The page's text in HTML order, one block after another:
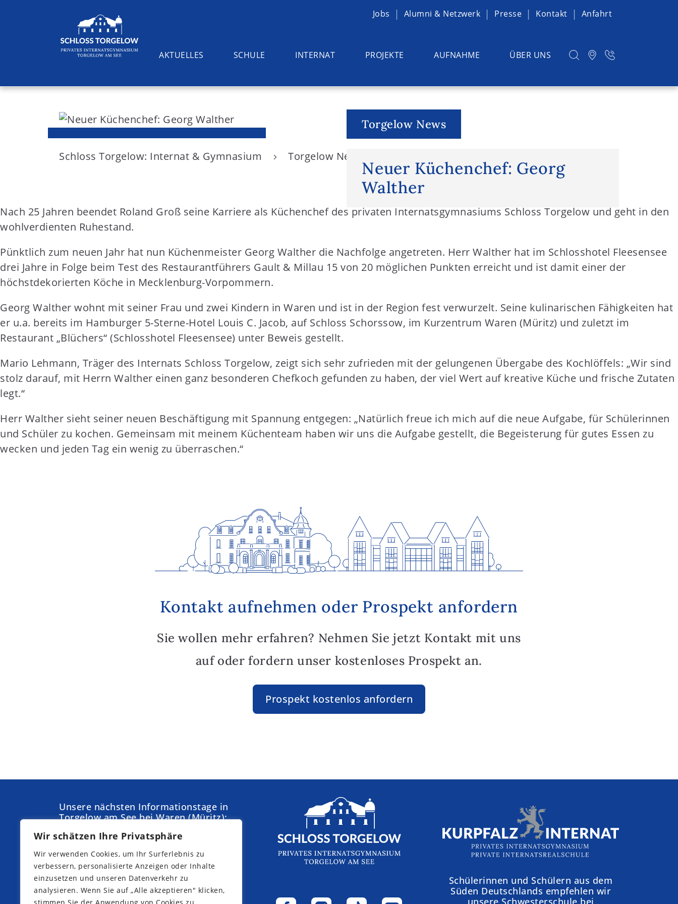
Wir schätzen Ihre Privatsphäre
Wir verwenden Cookies, um Ihr Surferlebnis zu
verbessern, personalisierte Anzeigen oder Inhalte
einzusetzen und unseren Datenverkehr zu
analysieren. Wenn Sie auf „Alle akzeptieren" klicken,
S
n
t
n
t
Jobs Alumni & Netzwerk Presse Kontakt Anfahrt
AKTUELLES SCHULE INTERNAT PROJEKTE AUFNAHME ÜBER UNS
Suchen
Torgelow News
Neuer Küchenchef: Georg
Walther
Schloss Torgelow: Internat & Gymnasium Torgelow News
Nach 25 Jahren beendet Roland Groß seine Karriere als Küchenchef des privaten Internatsgymnasiums Schloss Torgelow und geht in den
wohlverdienten Ruhestand.
Pünktlich zum neuen Jahr hat nun Küchenmeister Georg Walther die Nachfolge angetreten. Herr Walther hat im Schlosshotel Fleesensee
drei Jahre in Folge beim Test des Restaurantführers Gault & Millau 15 von 20 möglichen Punkten erreicht und ist damit einer der
höchstdekorierten Köche in Mecklenburg-Vorpommern.
Georg Walther wohnt mit seiner Frau und zwei Kindern in Waren und ist in der Region fest verwurzelt. Seine kulinarischen Fähigkeiten hat
er u.a. bereits im Hamburger 5-Sterne-Hotel Louis C. Jacob, auf Schloss Schorssow, im Kurzentrum Waren (Müritz) und zuletzt im
Restaurant „Blüchers“ (Schlosshotel Fleesensee) unter Beweis gestellt.
Mario Lehmann, Träger des Internats Schloss Torgelow, zeigt sich sehr zufrieden mit der gelungenen Übergabe des Kochlöffels: „Wir sind
stolz darauf, mit Herrn Walther einen ganz besonderen Chefkoch gefunden zu haben, der viel Wert auf kreative Küche und frische Zutaten
legt.“
Herr Walther sieht seiner neuen Beschäftigung mit Spannung entgegen: „Natürlich freue ich mich auf die neue Aufgabe, für Schülerinnen
und Schüler zu kochen. Gemeinsam mit meinem Küchenteam haben wir uns die Aufgabe gestellt, die Begeisterung für gutes Essen zu
wecken und jeden Tag ein wenig zu überraschen.“
Kontakt aufnehmen oder Prospekt anfordern
Sie wollen mehr erfahren? Nehmen Sie jetzt Kontakt mit uns
auf oder fordern unser kostenloses Prospekt an.
Prospekt kostenlos anfordern
Unsere nächsten Informationstage in
Torgelow am See bei Waren (Müritz):
Samstag,
05.09.2026
Samstag,
19.09.2026
Sonntag,
04.10.2026
Samstag,
10.10.2026
Schülerinnen und Schülern aus dem
Süden Deutschlands empfehlen wir
unsere Schwesterschule bei